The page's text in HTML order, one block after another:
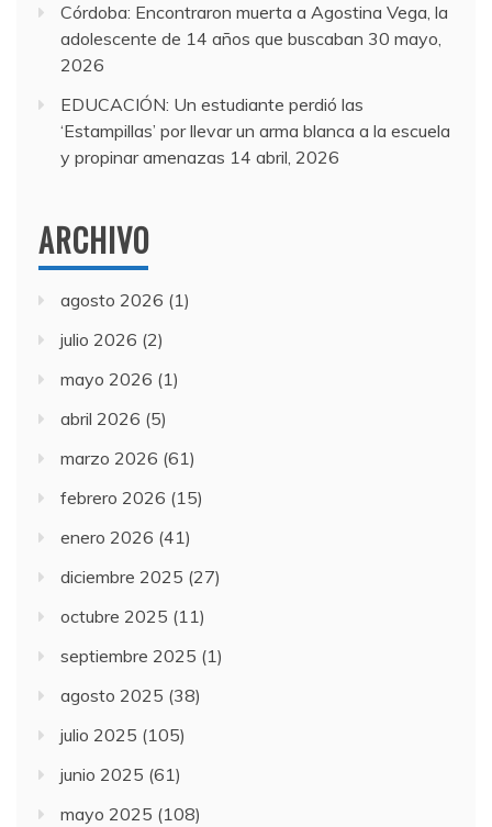
Córdoba: Encontraron muerta a Agostina Vega, la
adolescente de 14 años que buscaban 30 mayo,
2026
EDUCACIÓN: Un estudiante perdió las
‘Estampillas’ por llevar un arma blanca a la escuela
y propinar amenazas 14 abril, 2026
ARCHIVO
agosto 2026 (1)
julio 2026 (2)
mayo 2026 (1)
abril 2026 (5)
marzo 2026 (61)
febrero 2026 (15)
enero 2026 (41)
diciembre 2025 (27)
octubre 2025 (11)
septiembre 2025 (1)
agosto 2025 (38)
julio 2025 (105)
junio 2025 (61)
mayo 2025 (108)